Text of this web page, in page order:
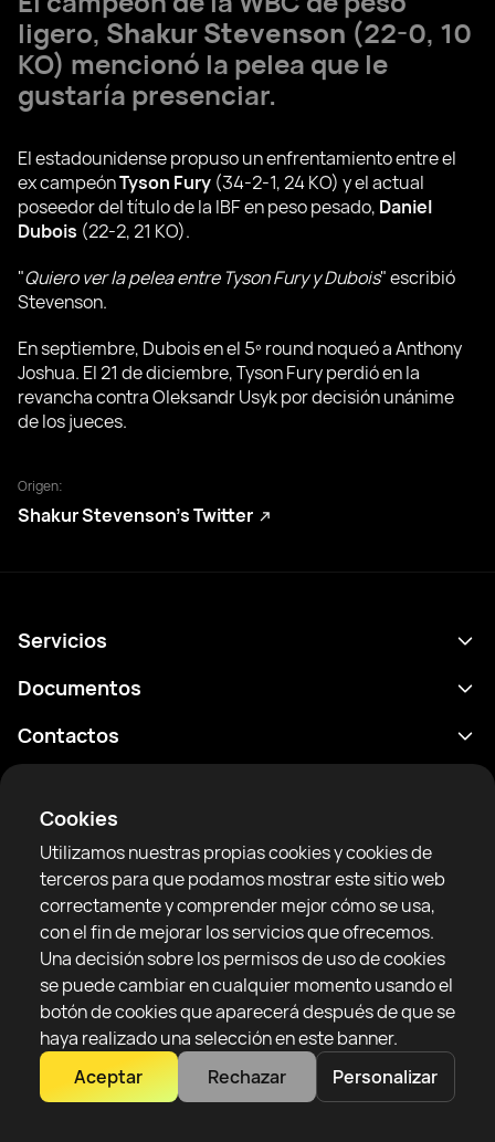
Cookies
Utilizamos nuestras propias cookies y cookies de
terceros para que podamos mostrar este sitio web
correctamente y comprender mejor cómo se usa,
con el fin de mejorar los servicios que ofrecemos.
Una decisión sobre los permisos de uso de cookies
se puede cambiar en cualquier momento usando el
botón de cookies que aparecerá después de que se
haya realizado una selección en este banner.
Aceptar
Rechazar Personalizar
ligero, Shakur Stevenson (22-0, 10
KO) mencionó la pelea que le
gustaría presenciar.
El estadounidense propuso un enfrentamiento entre el
ex campeónTyson Fury (34-2-1, 24 KO) y el actual
poseedor del título de la IBF en peso pesado, Daniel
Dubois (22-2, 21 KO).
"Quiero ver la pelea entre Tyson Fury y Dubois" escribió
Stevenson.
En septiembre, Dubois en el 5º round noqueó a Anthony
Joshua. El 21 de diciembre, Tyson Fury perdió en la
revancha contra Oleksandr Usyk por decisión unánime
de los jueces.
Origen:
Shakur Stevenson’s Twitter
RTF United service limited
6 Burrows court, Liverpool, Reino Unido
Servicios
Calendario
Clasificaciones
Noticias
Artículos
Sparring Finder
Documentos
Política de privacidad
Condiciones de uso
Reglas de la comunidad
Contactos